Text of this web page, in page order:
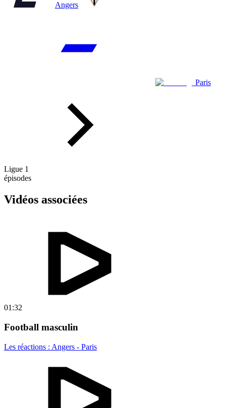
Angers
Paris
Ligue 1
épisodes
Vidéos associées
01:32
Football masculin
Les réactions : Angers - Paris